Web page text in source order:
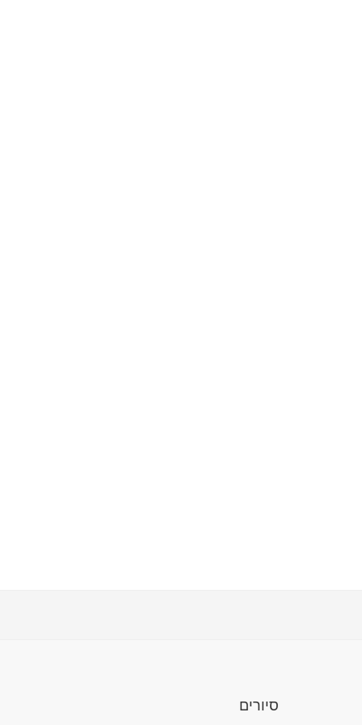
סיורים